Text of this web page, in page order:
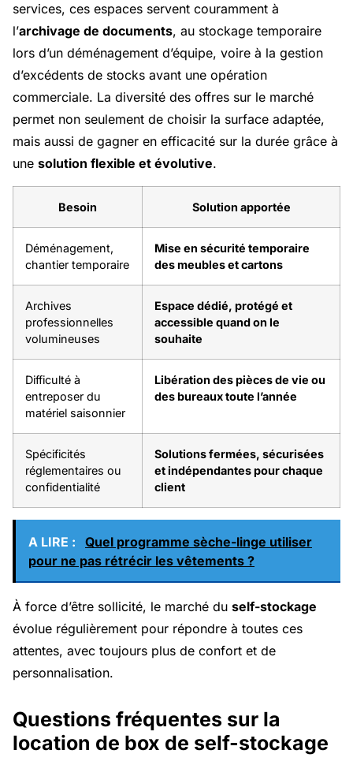
services, ces espaces servent couramment à
l’archivage de documents, au stockage temporaire
lors d’un déménagement d’équipe, voire à la gestion
d’excédents de stocks avant une opération
commerciale. La diversité des offres sur le marché
permet non seulement de choisir la surface adaptée,
mais aussi de gagner en efficacité sur la durée grâce à
une solution flexible et évolutive.
Besoin Solution apportée
Déménagement,
chantier temporaire
Mise en sécurité temporaire
des meubles et cartons
Archives
professionnelles
volumineuses
Espace dédié, protégé et
accessible quand on le
souhaite
Difficulté à
entreposer du
matériel saisonnier
Libération des pièces de vie ou
des bureaux toute l’année
Spécificités
réglementaires ou
confidentialité
Solutions fermées, sécurisées
et indépendantes pour chaque
client
A LIRE :
Quel programme sèche-linge utiliser
pour ne pas rétrécir les vêtements ?
À force d’être sollicité, le marché du self-stockage
évolue régulièrement pour répondre à toutes ces
attentes, avec toujours plus de confort et de
personnalisation.
Questions fréquentes sur la
location de box de self-stockage